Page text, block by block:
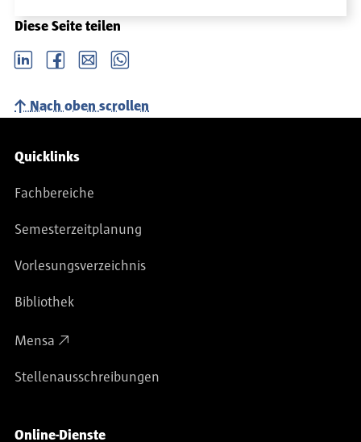
Diese Seite teilen
LinkedIn Facebook email Whatsapp
Nach oben scrollen
Service-Navigation
Quicklinks
Fachbereiche
Semesterzeitplanung
Vorlesungsverzeichnis
Bibliothek
Mensa
Stellenausschreibungen
Online-Dienste